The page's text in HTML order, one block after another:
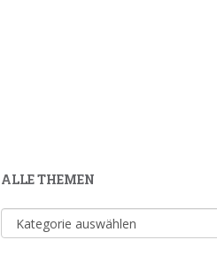
ALLE THEMEN
Alle
Themen